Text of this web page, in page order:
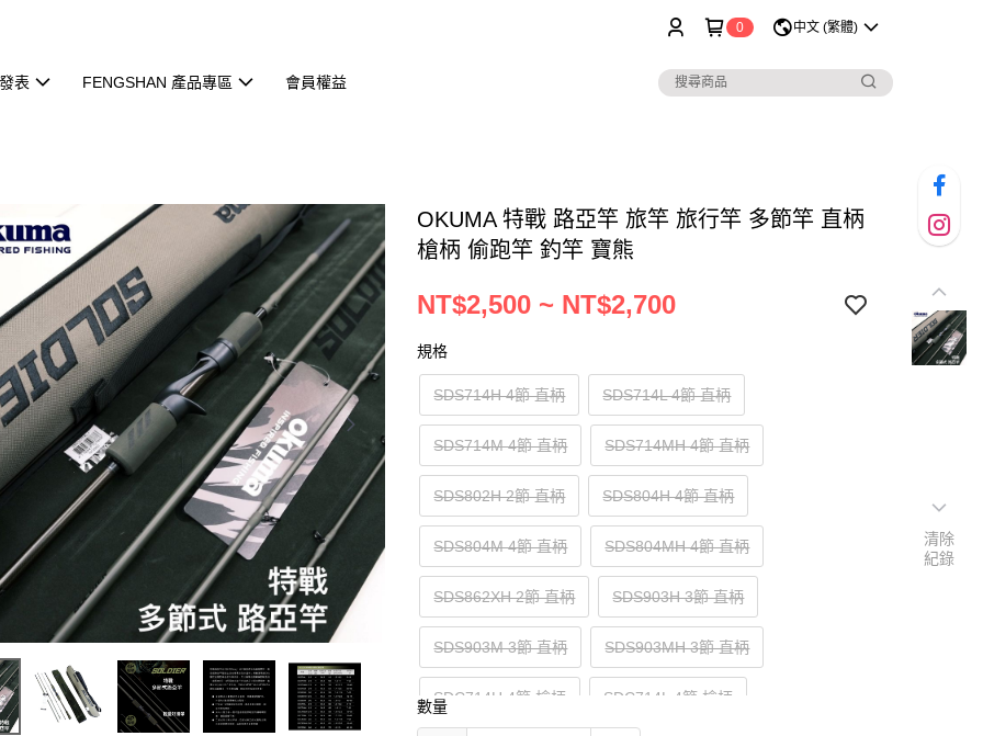
0 中文 (繁體)
表 FENGSHAN 產品專區 會員權益
OKUMA 特戰 路亞竿 旅竿 旅行竿 多節竿 直柄
槍柄 偷跑竿 釣竿 寶熊
NT$2,500 ~ NT$2,700
規格
SDS714H 4節 直柄 SDS714L 4節 直柄
SDS714M 4節 直柄 SDS714MH 4節 直柄
SDS802H 2節 直柄 SDS804H 4節 直柄
SDS804M 4節 直柄 SDS804MH 4節 直柄
SDS862XH 2節 直柄 SDS903H 3節 直柄
SDS903M 3節 直柄 SDS903MH 3節 直柄
SDC714H 4節 槍柄 SDC714L 4節 槍柄
數量
清除
紀錄